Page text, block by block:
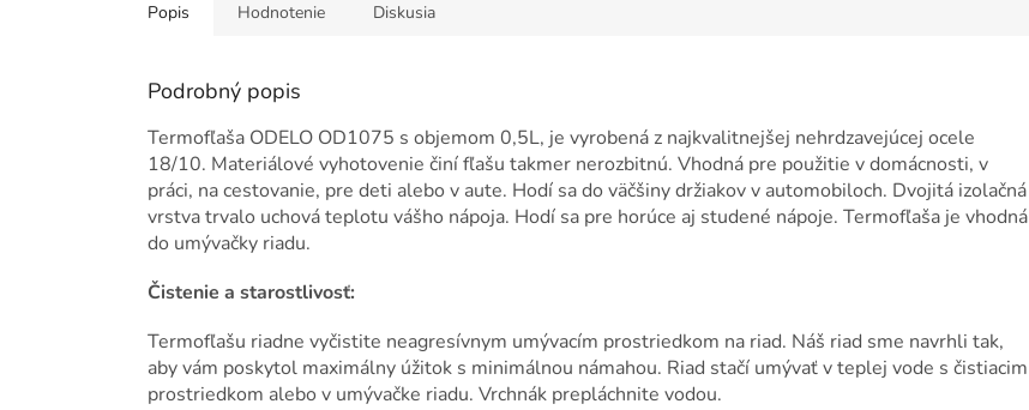
Popis Hodnotenie Diskusia
Podrobný popis
Termofľaša ODELO OD1075 s objemom 0,5L, je vyrobená z najkvalitnejšej nehrdzavejúcej ocele
18/10. Materiálové vyhotovenie činí fľašu takmer nerozbitnú. Vhodná pre použitie v domácnosti, v
práci, na cestovanie, pre deti alebo v aute. Hodí sa do väčšiny držiakov v automobiloch. Dvojitá izolačná
vrstva trvalo uchová teplotu vášho nápoja. Hodí sa pre horúce aj studené nápoje. Termofľaša je vhodná
do umývačky riadu.
Čistenie a starostlivosť:
Termofľašu riadne vyčistite neagresívnym umývacím prostriedkom na riad. Náš riad sme navrhli tak,
aby vám poskytol maximálny úžitok s minimálnou námahou. Riad stačí umývať v teplej vode s čistiacim
prostriedkom alebo v umývačke riadu. Vrchnák prepláchnite vodou.